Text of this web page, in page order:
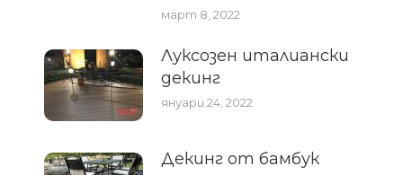
март 8, 2022
Луксозен италиански
декинг
януари 24, 2022
Декинг от бамбук